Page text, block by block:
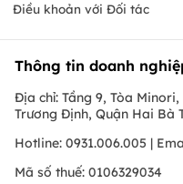
Điều khoản với Đối tác
Thông tin doanh
Địa chỉ: Tầng 9, Tòa
Trương Định, Quận Hai Bà
Hotline: 0931.006.005 |
Mã số thuế: 0106329034